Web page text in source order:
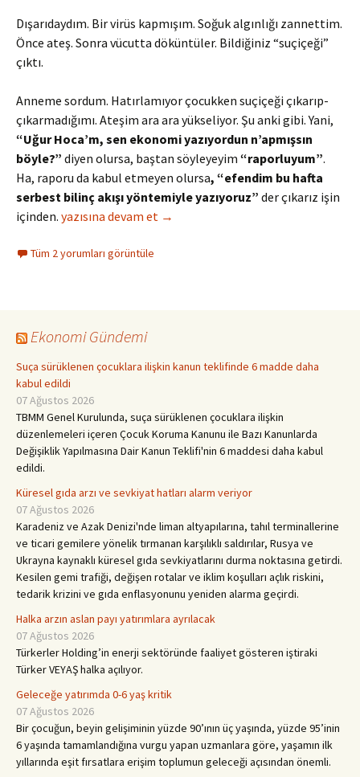
Dışarıdaydım. Bir virüs kapmışım. Soğuk algınlığı zannettim.
Önce ateş. Sonra vücutta döküntüler. Bildiğiniz “suçiçeği”
çıktı.
Anneme sordum. Hatırlamıyor çocukken suçiçeği çıkarıp-
çıkarmadığımı. Ateşim ara ara yükseliyor. Şu anki gibi. Yani,
“Uğur Hoca’m, sen ekonomi yazıyordun n’apmışsın
böyle?” diyen olursa, baştan söyleyeyim “raporluyum”.
Ha, raporu da kabul etmeyen olursa, “efendim bu hafta
serbest bilinç akışı yöntemiyle yazıyoruz” der çıkarız işin
içinden. Ey okur! “başlığı sen seç, benim ateşim var”
yazısına devam et →
Tüm 2 yorumları görüntüle
Ekonomi Gündemi
Suça sürüklenen çocuklara ilişkin kanun teklifinde 6 madde daha
kabul edildi
07 Ağustos 2026
TBMM Genel Kurulunda, suça sürüklenen çocuklara ilişkin
düzenlemeleri içeren Çocuk Koruma Kanunu ile Bazı Kanunlarda
Değişiklik Yapılmasına Dair Kanun Teklifi'nin 6 maddesi daha kabul
edildi.
Küresel gıda arzı ve sevkiyat hatları alarm veriyor
07 Ağustos 2026
Karadeniz ve Azak Denizi'nde liman altyapılarına, tahıl terminallerine
ve ticari gemilere yönelik tırmanan karşılıklı saldırılar, Rusya ve
Ukrayna kaynaklı küresel gıda sevkiyatlarını durma noktasına getirdi.
Kesilen gemi trafiği, değişen rotalar ve iklim koşulları açlık riskini,
tedarik krizini ve gıda enflasyonunu yeniden alarma geçirdi.
Halka arzın aslan payı yatırımlara ayrılacak
07 Ağustos 2026
Türkerler Holding’in enerji sektöründe faaliyet göste­ren iştiraki
Türker VEYAŞ halka açılıyor.
Geleceğe yatırımda 0-6 yaş kritik
07 Ağustos 2026
Bir çocuğun, beyin gelişiminin yüzde 90’ının üç yaşında, yüzde 95’inin
6 yaşında tamamlandığına vurgu yapan uzmanlara göre, yaşamın ilk
yıllarında eşit fırsatlara erişim toplumun geleceği açısından önemli.